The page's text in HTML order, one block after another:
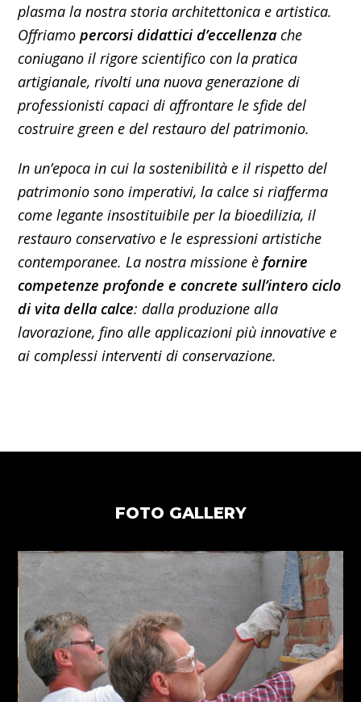
plasma la nostra storia architettonica e artistica.
Offriamopercorsi didattici d’eccellenza che
coniugano il rigore scientifico con la pratica
artigianale, rivolti una nuova generazione di
professionisti capaci di affrontare le sfide del
costruire green e del restauro del patrimonio.
In un’epoca in cui la sostenibilità e il rispetto del
patrimonio sono imperativi, la calce si riafferma
come legante insostituibile per la bioedilizia, il
restauro conservativo e le espressioni artistiche
contemporanee. La nostra missione è fornire
competenze profonde e concrete sull’intero ciclo
di vita della calce: dalla produzione alla
lavorazione, fino alle applicazioni più innovative e
ai complessi interventi di conservazione.
FOTO GALLERY